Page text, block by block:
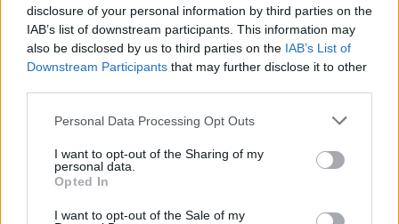
disclosure of your personal information by third parties on the
IAB’s list of downstream participants. This information may
also be disclosed by us to third parties on the IAB’s List of
Downstream Participants that may further disclose it to other
Personal Data Processing Opt Outs
I want to opt-out of the Sharing of my
personal data.
Opted In
I want to opt-out of the Sale of my